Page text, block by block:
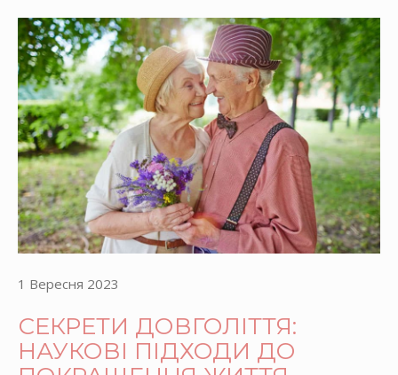
1 Вересня 2023
СЕКРЕТИ ДОВГОЛІТТЯ:
НАУКОВІ ПІДХОДИ ДО